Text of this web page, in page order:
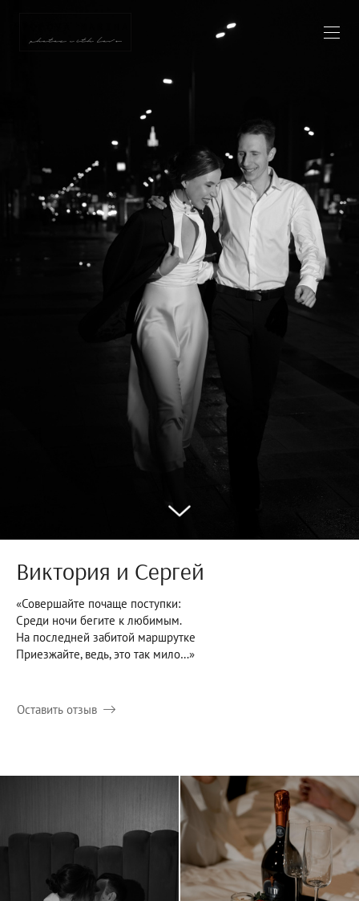
Виктория и Сергей
«Совершайте почаще поступки:
Среди ночи бегите к любимым.
На последней забитой маршрутке
Приезжайте, ведь, это так мило…»
Оставить отзыв